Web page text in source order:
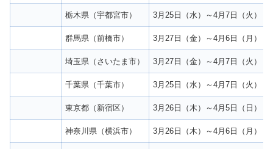
栃木県（宇都宮市） 3月25日（水）～4月7日（火）
群馬県（前橋市） 3月27日（金）～4月6日（月）
埼玉県（さいたま市） 3月27日（金）～4月7日（火）
千葉県（千葉市） 3月25日（水）～4月7日（火）
東京都（新宿区） 3月26日（木）～4月5日（日）
神奈川県（横浜市） 3月26日（木）～4月6日（月）